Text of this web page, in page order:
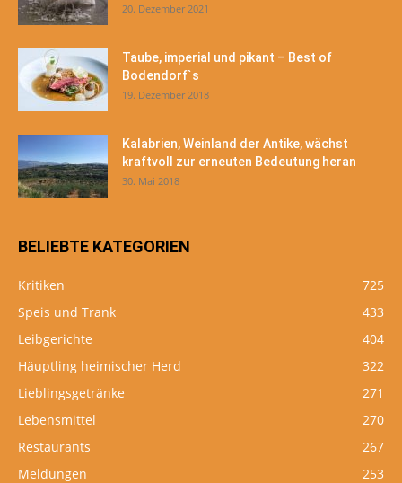
20. Dezember 2021
Taube, imperial und pikant – Best of
Bodendorf`s
19. Dezember 2018
Kalabrien, Weinland der Antike, wächst
kraftvoll zur erneuten Bedeutung heran
30. Mai 2018
BELIEBTE KATEGORIEN
Kritiken
725
Speis und Trank
433
Leibgerichte
404
Häuptling heimischer Herd
322
Lieblingsgetränke
271
Lebensmittel
270
Restaurants
267
Meldungen
253